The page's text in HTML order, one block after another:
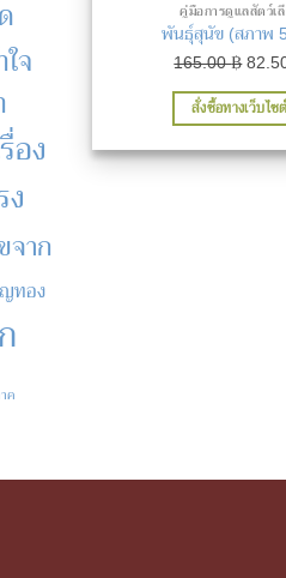
ใจ
อง
ง
จาก
ญทอง
ค
คู่มือการดูแลสัตว์เ
พันธุ์สุนัข (สภาพ
165.00฿
price
was:
สั่งซื้อทางเว็บไซต์